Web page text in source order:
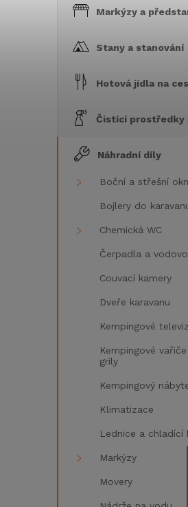
Markýzy a
Stany a stanování
Hotová jídla na
Čistící prostředky
Náhradní díly
Boční a střešní
Bojlery do
Chemická WC
Čerpadla a
Couvací kamery
Dveře karavanu
Kempingové
Kempingové
grily
Kempingový
Klimatizace
Lednice a chladící
Markýzy
Movery